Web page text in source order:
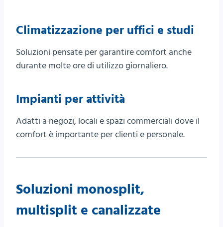
Climatizzazione per uffici e studi
Soluzioni pensate per garantire comfort anche
durante molte ore di utilizzo giornaliero.
Impianti per attività
Adatti a negozi, locali e spazi commerciali dove il
comfort è importante per clienti e personale.
Soluzioni monosplit,
multisplit e canalizzate